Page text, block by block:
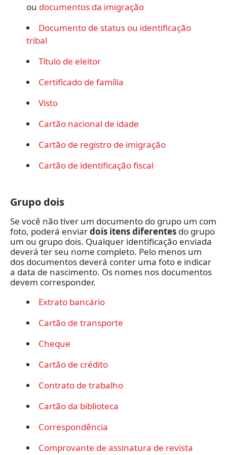
ou documentos da imigração
Documento de status ou identificação
tribal
Título de eleitor
Certificado de família
Visto
Cartão nacional de idade
Cartão de registro de imigração
Cartão de identificação fiscal
Grupo dois
Se você não tiver um documento do grupo um com
foto, poderá enviardois itens diferentes do grupo
um ou grupo dois. Qualquer identificação enviada
deverá ter seu nome completo. Pelo menos um
dos documentos deverá conter uma foto e indicar
a data de nascimento. Os nomes nos documentos
devem corresponder.
Extrato bancário
Cartão de transporte
Cheque
Cartão de crédito
Contrato de trabalho
Cartão da biblioteca
Correspondência
Comprovante de assinatura de revista